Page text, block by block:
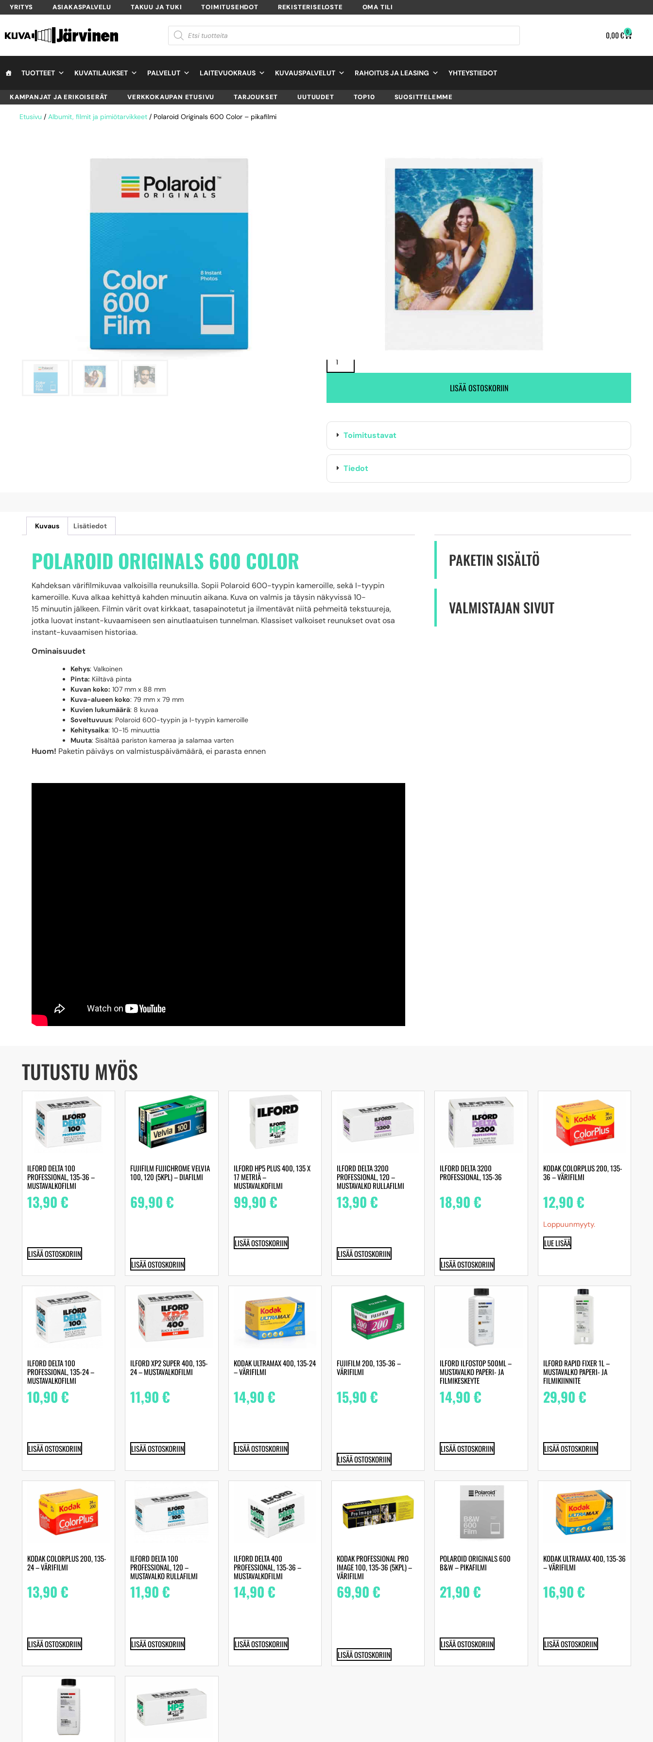
YRITYS ASIAKASPALVELU TAKUU JA TUKI TOIMITUSEHDOT REKISTERISELOSTE OMA TILI
0,00€ 0
TUOTTEET KUVATILAUKSET PALVELUT LAITEVUOKRAUS KUVAUSPALVELUT RAHOITUS JA LEASING YHTEYSTIEDOT
KAMPANJAT JA ERIKOISERÄT VERKKOKAUPAN ETUSIVU TARJOUKSET UUTUUDET TOP10 SUOSITTELEMME
Etusivu / Albumit, filmit ja pimiötarvikkeet / Polaroid Originals 600 Color – pikafilmi
TUOTTEEN SAATAVUUS
Toimitus heti! (1 kpl varastossa)
Maahantuojan varasto: Ei varastossa.
LISÄÄ OSTOSKORIIN
Toimitustavat
Tiedot
Kuvaus Lisätiedot
POLAROID ORIGINALS 600 COLOR
Kahdeksan värifilmikuvaa valkoisilla reunuksilla. Sopii Polaroid 600-tyypin kameroille, sekä I-tyypin
kameroille. Kuva alkaa kehittyä kahden minuutin aikana. Kuva on valmis ja täysin näkyvissä 10-
15 minuutin jälkeen. Filmin värit ovat kirkkaat, tasapainotetut ja ilmentävät niitä pehmeitä tekstuureja,
jotka luovat instant-kuvaamiseen sen ainutlaatuisen tunnelman. Klassiset valkoiset reunukset ovat osa
instant-kuvaamisen historiaa.
Ominaisuudet
Kehys: Valkoinen
Pinta: Kiiltävä pinta
Kuvan koko: 107 mm x 88 mm
Kuva-alueen koko: 79 mm x 79 mm
Kuvien lukumäärä: 8 kuvaa
Soveltuvuus: Polaroid 600-tyypin ja I-tyypin kameroille
Kehitysaika: 10-15 minuuttia
Muuta: Sisältää pariston kameraa ja salamaa varten
Huom! Paketin päiväys on valmistuspäivämäärä, ei parasta ennen
PAKETIN SISÄLTÖ
VALMISTAJAN SIVUT
TUTUSTU MYÖS
ILFORD DELTA 100
PROFESSIONAL, 135-36 –
MUSTAVALKOFILMI
13,90€
LISÄÄ OSTOSKORIIN
FUJIFILM FUJICHROME VELVIA
100, 120 (5KPL) – DIAFILMI
69,90€
LISÄÄ OSTOSKORIIN
ILFORD HP5 PLUS 400, 135 X
17 METRIÄ –
MUSTAVALKOFILMI
99,90€
LISÄÄ OSTOSKORIIN
ILFORD DELTA 3200
PROFESSIONAL, 120 –
MUSTAVALKO RULLAFILMI
13,90€
LISÄÄ OSTOSKORIIN
ILFORD DELTA 3200
PROFESSIONAL, 135-36
18,90€
LISÄÄ OSTOSKORIIN
KODAK COLORPLUS 200, 135-
36 – VÄRIFILMI
12,90€
Loppuunmyyty.
LUE LISÄÄ
ILFORD DELTA 100
PROFESSIONAL, 135-24 –
MUSTAVALKOFILMI
10,90€
LISÄÄ OSTOSKORIIN
ILFORD XP2 SUPER 400, 135-
24 – MUSTAVALKOFILMI
11,90€
LISÄÄ OSTOSKORIIN
KODAK ULTRAMAX 400, 135-24
– VÄRIFILMI
14,90€
LISÄÄ OSTOSKORIIN
FUJIFILM 200, 135-36 –
VÄRIFILMI
15,90€
LISÄÄ OSTOSKORIIN
ILFORD ILFOSTOP 500ML –
MUSTAVALKO PAPERI- JA
FILMIKESKEYTE
14,90€
LISÄÄ OSTOSKORIIN
ILFORD RAPID FIXER 1L –
MUSTAVALKO PAPERI- JA
FILMIKIINNITE
29,90€
LISÄÄ OSTOSKORIIN
KODAK COLORPLUS 200, 135-
24 – VÄRIFILMI
13,90€
LISÄÄ OSTOSKORIIN
ILFORD DELTA 100
PROFESSIONAL, 120 –
MUSTAVALKO RULLAFILMI
11,90€
LISÄÄ OSTOSKORIIN
ILFORD DELTA 400
PROFESSIONAL, 135-36 –
MUSTAVALKOFILMI
14,90€
LISÄÄ OSTOSKORIIN
KODAK PROFESSIONAL PRO
IMAGE 100, 135-36 (5KPL) –
VÄRIFILMI
69,90€
LISÄÄ OSTOSKORIIN
POLAROID ORIGINALS 600
B&W – PIKAFILMI
21,90€
LISÄÄ OSTOSKORIIN
KODAK ULTRAMAX 400, 135-36
– VÄRIFILMI
16,90€
LISÄÄ OSTOSKORIIN